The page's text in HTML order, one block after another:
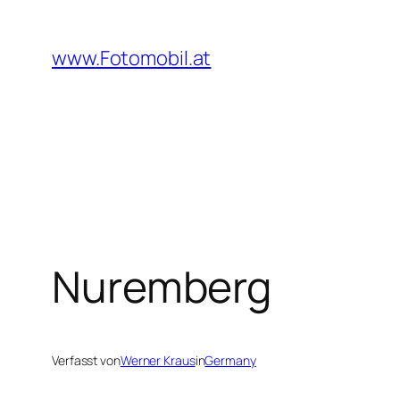
springen
www.Fotomobil.at
Nuremberg
Verfasst vonWerner KrausinGermany